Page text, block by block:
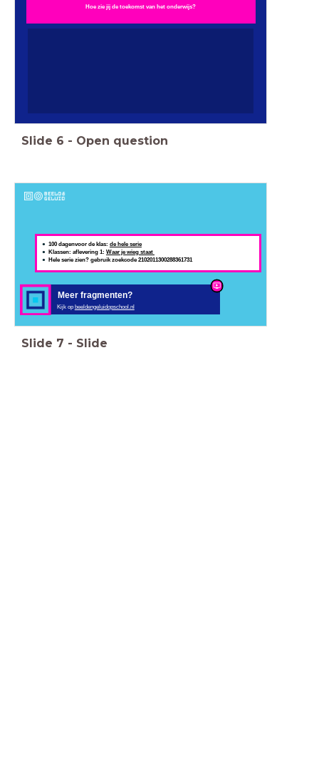
Hoe zie jij de toekomst van het onderwijs?
Slide 6 - Open question
Meer fragmenten?
Kijk op beeldengeluidopschool.nl
100 dagenvoor de klas: de hele serie
Klassen: aflevering 1: Waar jewiegstaat
Hele serie zien? gebruik zoekcode 2102011300288361731
Slide 7 - Slide